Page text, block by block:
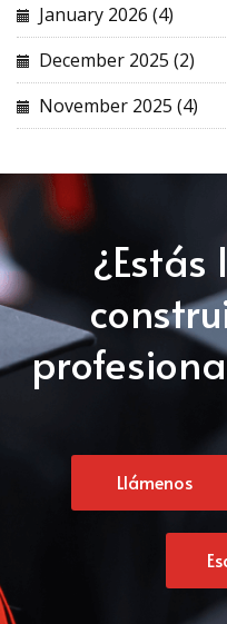
January 2026 (4)
December 2025 (2)
November 2025 (4)
Llámenos